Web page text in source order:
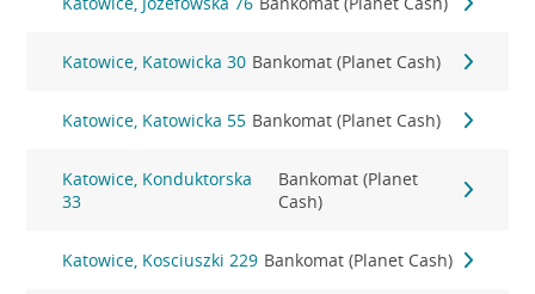
Katowice, Katowicka 30 Bankomat (Planet Cash)
Katowice, Katowicka 55 Bankomat (Planet Cash)
Katowice, Konduktorska
33
Bankomat (Planet
Cash)
Katowice, Kosciuszki 229 Bankomat (Planet Cash)